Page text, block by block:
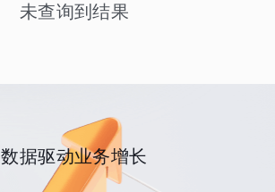
未查询到结果
数据驱动业务增长